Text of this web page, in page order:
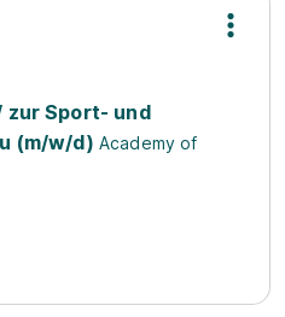
zur Sport- und
(m/w/d) Academy of